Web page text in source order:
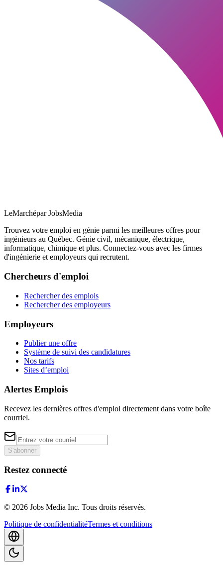
LeMarchépar JobsMedia
Trouvez votre emploi en génie parmi les meilleures offres pour
ingénieurs au Québec. Génie civil, mécanique, électrique,
informatique, chimique et plus. Connectez-vous avec les firmes
d'ingénierie et employeurs qui recrutent.
Chercheurs d'emploi
Rechercher des emplois
Rechercher des employeurs
Employeurs
Publier une offre
Système de suivi des candidatures
Nos tarifs
Sites d’emploi
Alertes Emplois
Recevez les dernières offres d'emploi directement dans votre boîte
courriel.
S'abonner
Restez connecté
© 2026 Jobs Media Inc. Tous droits réservés.
Politique de confidentialitéTermes et conditions